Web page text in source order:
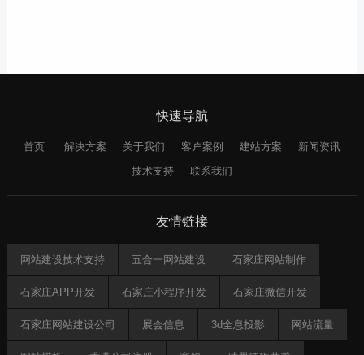
快速导航
首页 解决方案 关于我们 客户案例 建站方案
新闻资讯
技术支持
联系我们
友情链接
网站建设技术支持 五合一网站建设 石家庄网站制作
石家庄APP开发 石家庄小程序开发 石家庄微信开发
石家庄网站建设公司 展会信息 3d全息投影 网站流量